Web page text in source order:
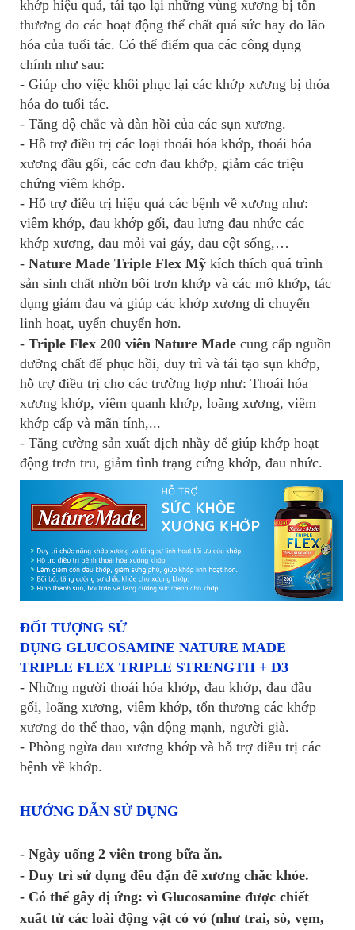
khớp hiệu quả, tái tạo lại những vùng xương bị tổn
thương do các hoạt động thể chất quá sức hay do lão
hóa của tuổi tác. Có thể điểm qua các công dụng
chính như sau:
- Giúp cho việc khôi phục lại các khớp xương bị thóa
hóa do tuổi tác.
- Tăng độ chắc và đàn hồi của các sụn xương.
- Hỗ trợ điều trị các loại thoái hóa khớp, thoái hóa
xương đầu gối, các cơn đau khớp, giảm các triệu
chứng viêm khớp.
- Hỗ trợ điều trị hiệu quả các bệnh về xương như:
viêm khớp, đau khớp gối, đau lưng đau nhức các
khớp xương, đau mỏi vai gáy, đau cột sống,…
- Nature Made Triple Flex Mỹ kích thích quá trình
sản sinh chất nhờn bôi trơn khớp và các mô khớp, tác
dụng giảm đau và giúp các khớp xương di chuyển
linh hoạt, uyển chuyển hơn.
- Triple Flex 200 viên Nature Made cung cấp nguồn
dưỡng chất để phục hồi, duy trì và tái tạo sụn khớp,
hỗ trợ điều trị cho các trường hợp như: Thoái hóa
xương khớp, viêm quanh khớp, loãng xương, viêm
khớp cấp và mãn tính,...
- Tăng cường sản xuất dịch nhầy để giúp khớp hoạt
động trơn tru, giảm tình trạng cứng khớp, đau nhức.
ĐỐI TƯỢNG SỬ
DỤNG GLUCOSAMINE NATURE MADE
TRIPLE FLEX TRIPLE STRENGTH + D3
- Những người thoái hóa khớp, đau khớp, đau đầu
gối, loãng xương, viêm khớp, tổn thương các khớp
xương do thể thao, vận động mạnh, người già.
- Phòng ngừa đau xương khớp và hỗ trợ điều trị các
bệnh về khớp.
HƯỚNG DẪN SỬ DỤNG
- Ngày uống 2 viên trong bữa ăn.
- Duy trì sử dụng đều đặn để xương chắc khỏe.
- Có thể gây dị ứng: vì Glucosamine được chiết
xuất từ các loài động vật có vỏ (như trai, sò, vẹm,